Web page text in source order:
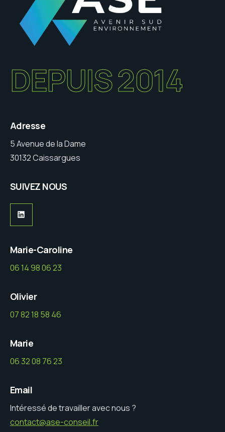
DEPUIS 2014
Adresse
5 Avenue de la Dame
30132 Caissargues
SUIVEZ NOUS
LinkedIn
Marie-Caroline
06 14 98 06 23
Olivier
07 82 18 58 46
Marie
06 32 08 76 23
Email
Intéressé de travailler avec nous ?
contact@ase-conseil.fr